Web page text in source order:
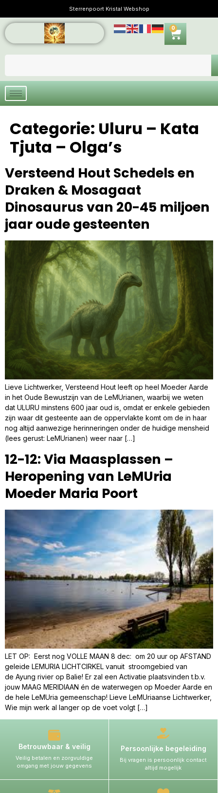
Sterrenpoort Kristal Webshop
0
Categorie: Uluru – Kata
Tjuta – Olga’s
Versteend Hout Schedels en
Draken & Mosagaat
Dinosaurus van 20-45 miljoen
jaar oude gesteenten
Lieve Lichtwerker, Versteend Hout leeft op heel Moeder Aarde
in het Oude Bewustzijn van de LeMUrianen, waarbij we weten
dat ULURU minstens 600 jaar oud is, omdat er enkele gebieden
zijn waar dit gesteente aan de oppervlakte komt om de in haar
nog altijd aanwezige herinneringen onder de huidige mensheid
(lees gerust: LeMUrianen) weer naar […]
12-12: Via Maasplassen –
Heropening van LeMUria
Moeder Maria Poort
LET OP: Eerst nog VOLLE MAAN 8 dec: om 20 uur op AFSTAND
geleide LEMURIA LICHTCIRKEL vanuit stroomgebied van
de Ayung rivier op Balie! Er zal een Activatie plaatsvinden t.b.v.
jouw MAAG MERIDIAAN én de waterwegen op Moeder Aarde en
de hele LeMUria gemeenschap! Lieve LeMUriaanse Lichtwerker,
Wie mijn werk al langer op de voet volgt […]
Betrouwbaar & veilig
Veilig betalen en zorgvuldige
omgang met jouw gegevens
Persoonlijke begeleiding
Bij vragen is persoonlijk contact
altijd mogelijk